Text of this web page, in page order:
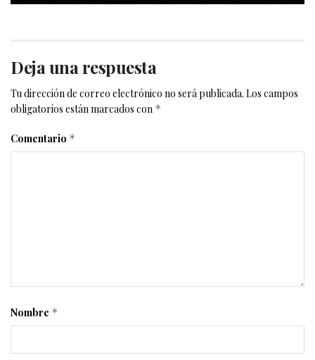
Deja una respuesta
Tu dirección de correo electrónico no será publicada. Los campos
obligatorios están marcados con *
Comentario *
Nombre *